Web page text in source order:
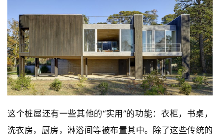
这个桩屋还有一些其他的“实用”的功能：衣柜，书桌，
洗衣房，厨房，淋浴间等被布置其中。除了这些传统的